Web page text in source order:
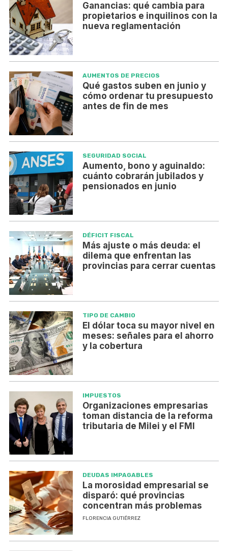
Ganancias: qué cambia para
propietarios e inquilinos con la
nueva reglamentación
AUMENTOS DE PRECIOS
Qué gastos suben en junio y
cómo ordenar tu presupuesto
antes de fin de mes
SEGURIDAD SOCIAL
Aumento, bono y aguinaldo:
cuánto cobrarán jubilados y
pensionados en junio
DÉFICIT FISCAL
Más ajuste o más deuda: el
dilema que enfrentan las
provincias para cerrar cuentas
TIPO DE CAMBIO
El dólar toca su mayor nivel en
meses: señales para el ahorro
y la cobertura
IMPUESTOS
Organizaciones empresarias
toman distancia de la reforma
tributaria de Milei y el FMI
DEUDAS IMPAGABLES
La morosidad empresarial se
disparó: qué provincias
concentran más problemas
FLORENCIA GUTIÉRREZ